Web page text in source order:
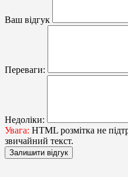
Ваш відгук
Переваги:
Недоліки:
Увага: HTML розмітка не
звичайний текст.
Залишити відгук